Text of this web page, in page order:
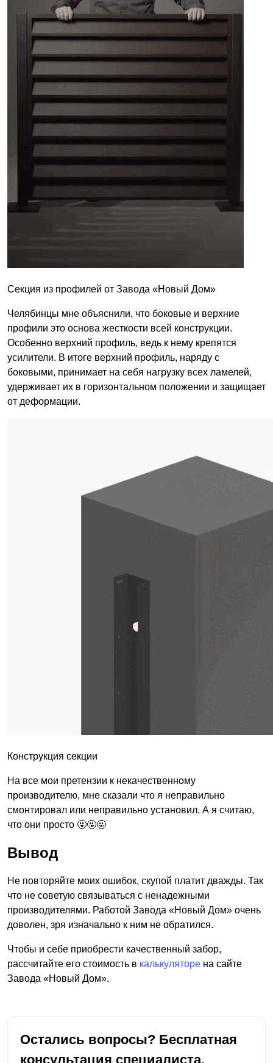
Секция из профилей от Завода «Новый Дом»
Челябинцы мне объяснили, что боковые и верхние
профили это основа жесткости всей конструкции.
Особенно верхний профиль, ведь к нему крепятся
усилители. В итоге верхний профиль, наряду с
боковыми, принимает на себя нагрузку всех ламелей,
удерживает их в горизонтальном положении и защищает
от деформации.
Конструкция секции
На все мои претензии к некачественному
производителю, мне сказали что я неправильно
смонтировал или неправильно установил. А я считаю,
что они просто 🤬🤬🤬
Вывод
Не повторяйте моих ошибок, скупой платит дважды. Так
что не советую связываться с ненадежными
производителями. Работой Завода «Новый Дом» очень
доволен, зря изначально к ним не обратился.
Чтобы и себе приобрести качественный забор,
рассчитайте его стоимость в калькуляторе на сайте
Завода «Новый Дом».
Остались вопросы? Бесплатная
консультация специалиста.